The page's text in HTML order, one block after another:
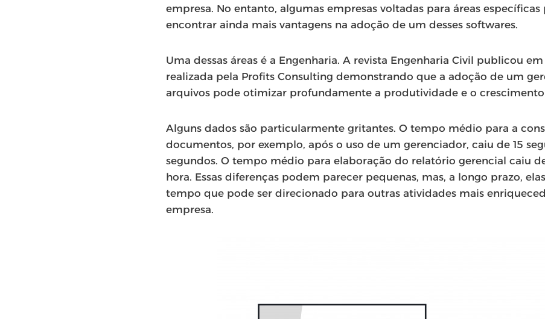
empresa. No entanto, algumas empresas voltadas para áreas
encontrar ainda mais vantagens na adoção de um desses softwares.
Uma dessas áreas é a Engenharia. A revista Engenharia Civil publicou
realizada pela Profits Consulting demonstrando que a adoção de um
arquivos pode otimizar profundamente a produtividade e o crescimento
Alguns dados são particularmente gritantes. O tempo médio para a
documentos, por exemplo, após o uso de um gerenciador, caiu de 15
segundos. O tempo médio para elaboração do relatório gerencial caiu
hora. Essas diferenças podem parecer pequenas, mas, a longo prazo,
tempo que pode ser direcionado para outras atividades mais
empresa.